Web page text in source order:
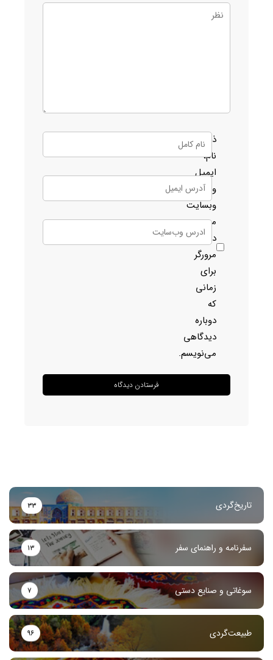
ذخیره
نام،
ایمیل
و
وبسایت
من
در
مرورگر
برای
زمانی
که
دوباره
دیدگاهی
می‌نویسم.
تاریخ‌گردی ۳۳
سفرنامه و راهنمای سفر ۱۳
سوغاتی و صنایع دستی ۷
طبیعت‌گردی ۹۶